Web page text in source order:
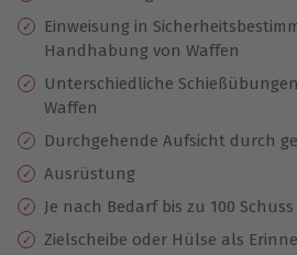
Einweisung in
Handhabung von Waffen
Unterschiedliche
Waffen
Durchgehende Aufsicht durch
Ausrüstung
Je nach Bedarf bis zu 100 Schuss
Zielscheibe oder Hülse als